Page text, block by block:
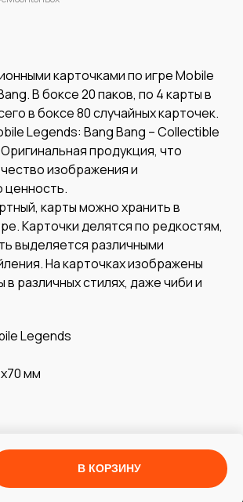
В КОРЗИНУ
карточками по игре Mobile
В боксе 20 паков, по 4 карты в
в боксе 80 случайных карточек.
Legends: Bang Bang – Collectible
Оригинальная продукция, что
изображения и
ценность.
карты можно хранить в
Карточки делятся по редкостям,
выделяется различными
На карточках изображены
в различных стилях, даже чиби и
Legends
мм
Tilda